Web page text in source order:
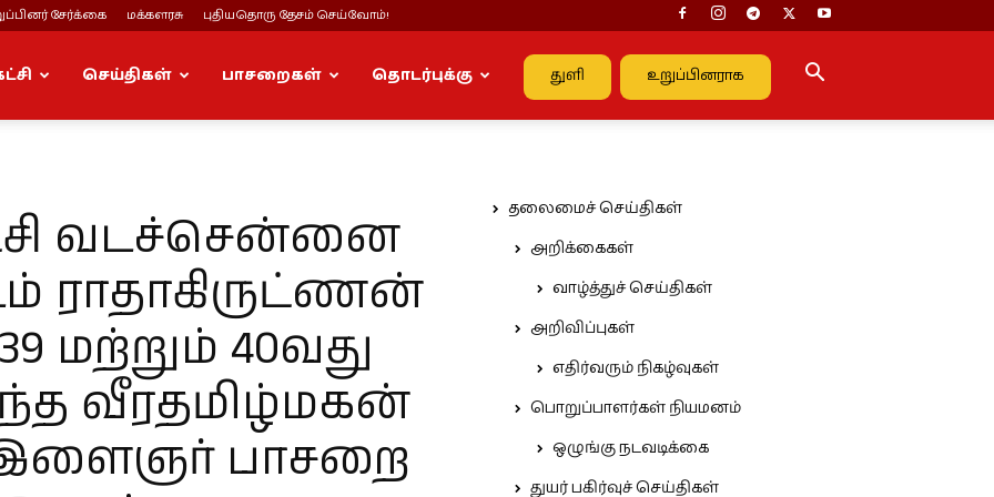
சேர்க்கை மக்களரசு புதியதொரு தேசம் செய்வோம்!
துளி உறுப்பினராக
செய்திகள் பாசறைகள் தொடர்புக்கு
வடச்சென்னை
ராதாகிருட்ணன்
மற்றும் 40வது
வீரதமிழ்மகன்
இளைஞர் பாசறை
தலைமைச் செய்திகள்
அறிக்கைகள்
வாழ்த்துச் செய்திகள்
அறிவிப்புகள்
எதிர்வரும் நிகழ்வுகள்
பொறுப்பாளர்கள் நியமனம்
ஒழுங்கு நடவடிக்கை
துயர் பகிர்வுச் செய்திகள்